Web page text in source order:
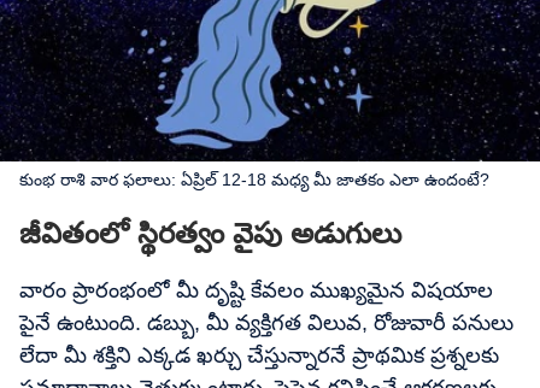
కుంభ రాశి వార ఫలాలు: ఏప్రిల్ 12-18 మధ్య మీ జాతకం ఎలా ఉందంటే?
జీవితంలో స్థిరత్వం వైపు అడుగులు
వారం ప్రారంభంలో మీ దృష్టి కేవలం ముఖ్యమైన విషయాల
పైనే ఉంటుంది. డబ్బు, మీ వ్యక్తిగత విలువ, రోజువారీ పనులు
లేదా మీ శక్తిని ఎక్కడ ఖర్చు చేస్తున్నారనే ప్రాథమిక ప్రశ్నలకు